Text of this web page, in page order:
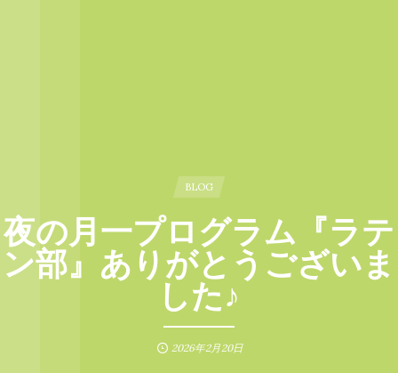
BLOG
夜の月一プログラム『ラテ
ン部』ありがとうございま
した♪
2026年2月20日